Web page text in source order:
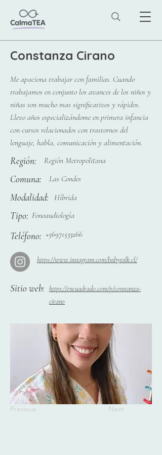
Constanza Cirano
Me apaciona trabajar con familias. Cuando
trabajamos en conjunto los avances de los niños y
niñas son mucho mas significativos y rápidos.
Llevo años especializándome en primera infancia
con cursos relacionados con trastornos del
lenguaje, habla, comunicación y alimentación.
Región: Región Metropolitana
Comuna: Las Condes
Modalidad: Híbrida
Tipo: Fonoaudiología
+56971533266
https://www.instagram.com/babytalk.cl/
Sitio web: https://encuadrado.com/p/constanza-
cirano
Teléfono:
Previous Next